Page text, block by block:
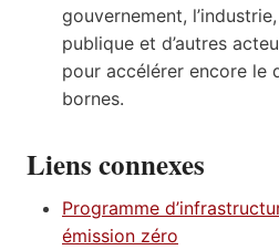
gouvernement,
publique et d’autres
pour accélérer encore le
bornes.
Liens connexes
Programme
émission zéro